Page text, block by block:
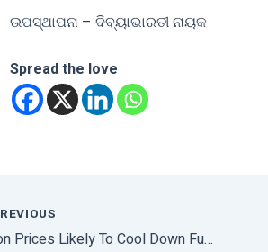
ଉପସ୍ଥାପନା – ଦିବ୍ୟାଭାରତୀ ନାୟକ
Spread the love
Onion Prices Likely To Cool Down Further With Arrival of New Kharif Crop